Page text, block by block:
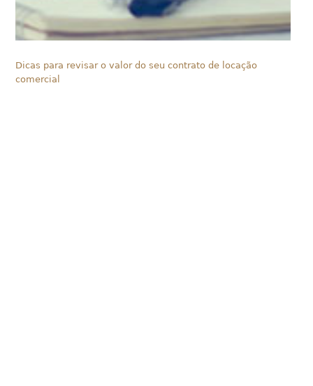
Dicas para revisar o valor do seu contrato de locação
comercial